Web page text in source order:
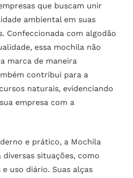
que buscam unir
ambiental em suas
Confeccionada com algodão
essa mochila não
marca de maneira
contribui para a
naturais, evidenciando
empresa com a
e prático, a Mochila
diversas situações, como
uso diário. Suas alças